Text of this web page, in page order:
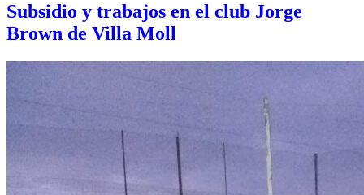
Subsidio y trabajos en el club Jorge
Brown de Villa Moll